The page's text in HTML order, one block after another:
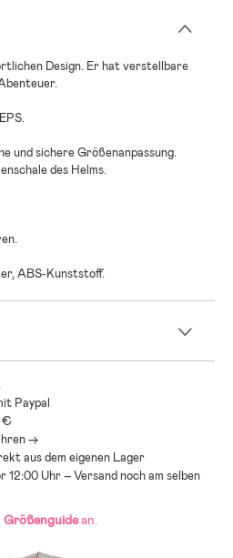
Design. Er hat verstellbare
und sichere Größenanpassung.
des Helms.
ABS-Kunststoff.
Paypal
€
->
aus dem eigenen Lager
Uhr – Versand noch am selben
Größenguidean.